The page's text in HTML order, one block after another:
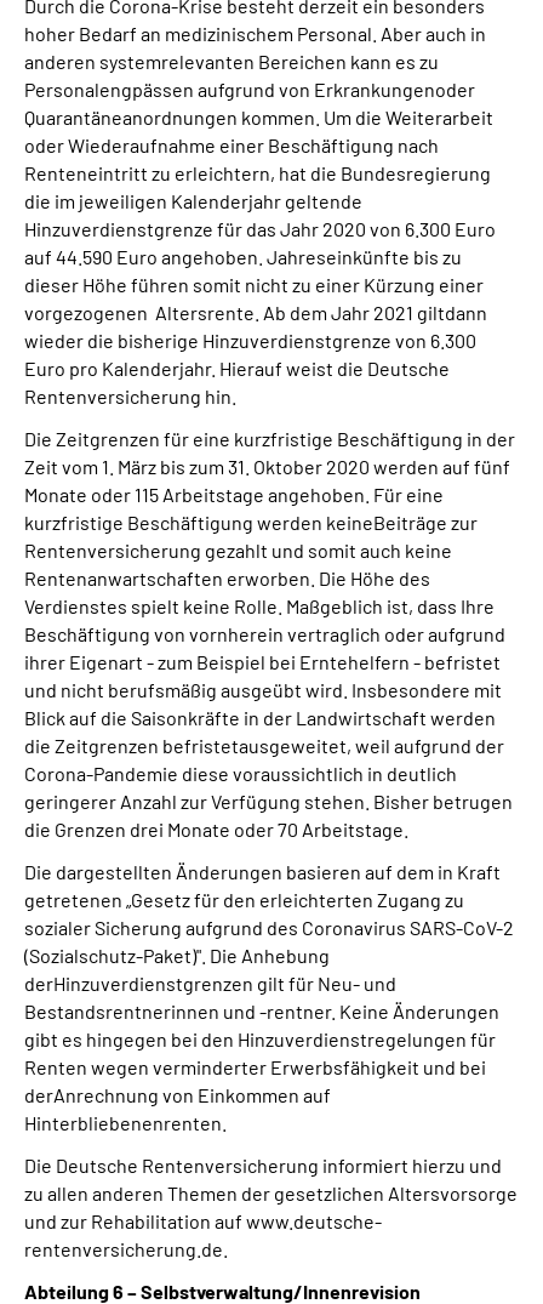
Durch die Corona-Krise besteht derzeit ein besonders
hoher Bedarf an medizinischem Personal. Aber auch in
anderen systemrelevanten Bereichen kann es zu
Personalengpässen aufgrund von Erkrankungenoder
Quarantäneanordnungen kommen. Um die Weiterarbeit
oder Wiederaufnahme einer Beschäftigung nach
Renteneintritt zu erleichtern, hat die Bundesregierung
die im jeweiligen Kalenderjahr geltende
Hinzuverdienstgrenze für das Jahr 2020 von 6.300 Euro
auf 44.590 Euro angehoben. Jahreseinkünfte bis zu
dieser Höhe führen somit nicht zu einer Kürzung einer
vorgezogenen Altersrente. Ab dem Jahr 2021 giltdann
wieder die bisherige Hinzuverdienstgrenze von 6.300
Euro pro Kalenderjahr. Hierauf weist die Deutsche
Rentenversicherung hin.
Die Zeitgrenzen für eine kurzfristige Beschäftigung in der
Zeit vom 1. März bis zum 31. Oktober 2020 werden auf fünf
Monate oder 115 Arbeitstage angehoben. Für eine
kurzfristige Beschäftigung werden keineBeiträge zur
Rentenversicherung gezahlt und somit auch keine
Rentenanwartschaften erworben. Die Höhe des
Verdienstes spielt keine Rolle. Maßgeblich ist, dass Ihre
Beschäftigung von vornherein vertraglich oder aufgrund
ihrer Eigenart - zum Beispiel bei Erntehelfern - befristet
und nicht berufsmäßig ausgeübt wird. Insbesondere mit
Blick auf die Saisonkräfte in der Landwirtschaft werden
die Zeitgrenzen befristetausgeweitet, weil aufgrund der
Corona-Pandemie diese voraussichtlich in deutlich
geringerer Anzahl zur Verfügung stehen. Bisher betrugen
die Grenzen drei Monate oder 70 Arbeitstage.
Die dargestellten Änderungen basieren auf dem in Kraft
getretenen „Gesetz für den erleichterten Zugang zu
sozialer Sicherung aufgrund des Coronavirus SARS-CoV-2
(Sozialschutz-Paket)". Die Anhebung
derHinzuverdienstgrenzen gilt für Neu- und
Bestandsrentnerinnen und -rentner. Keine Änderungen
gibt es hingegen bei den Hinzuverdienstregelungen für
Renten wegen verminderter Erwerbsfähigkeit und bei
derAnrechnung von Einkommen auf
Hinterbliebenenrenten.
Die Deutsche Rentenversicherung informiert hierzu und
zu allen anderen Themen der gesetzlichen Altersvorsorge
und zur Rehabilitation auf www.deutsche-
rentenversicherung.de.
Abteilung 6 – Selbstverwaltung/Innenrevision